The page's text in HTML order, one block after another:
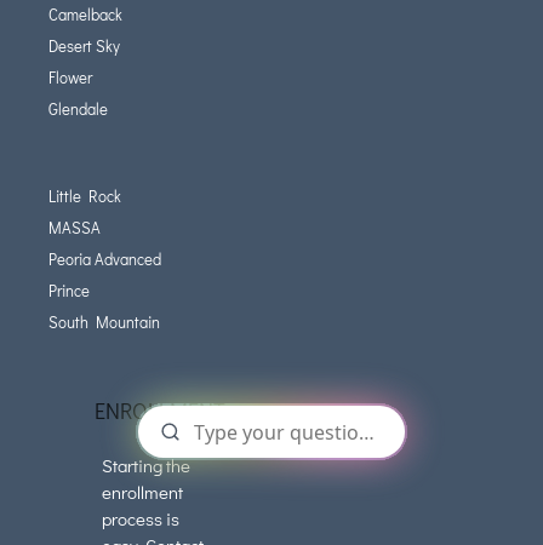
Camelback
Desert Sky
Flower
Glendale
Little Rock
MASSA
Peoria Advanced
Prince
South Mountain
ENROLLMENT
Starting the
enrollment
process is